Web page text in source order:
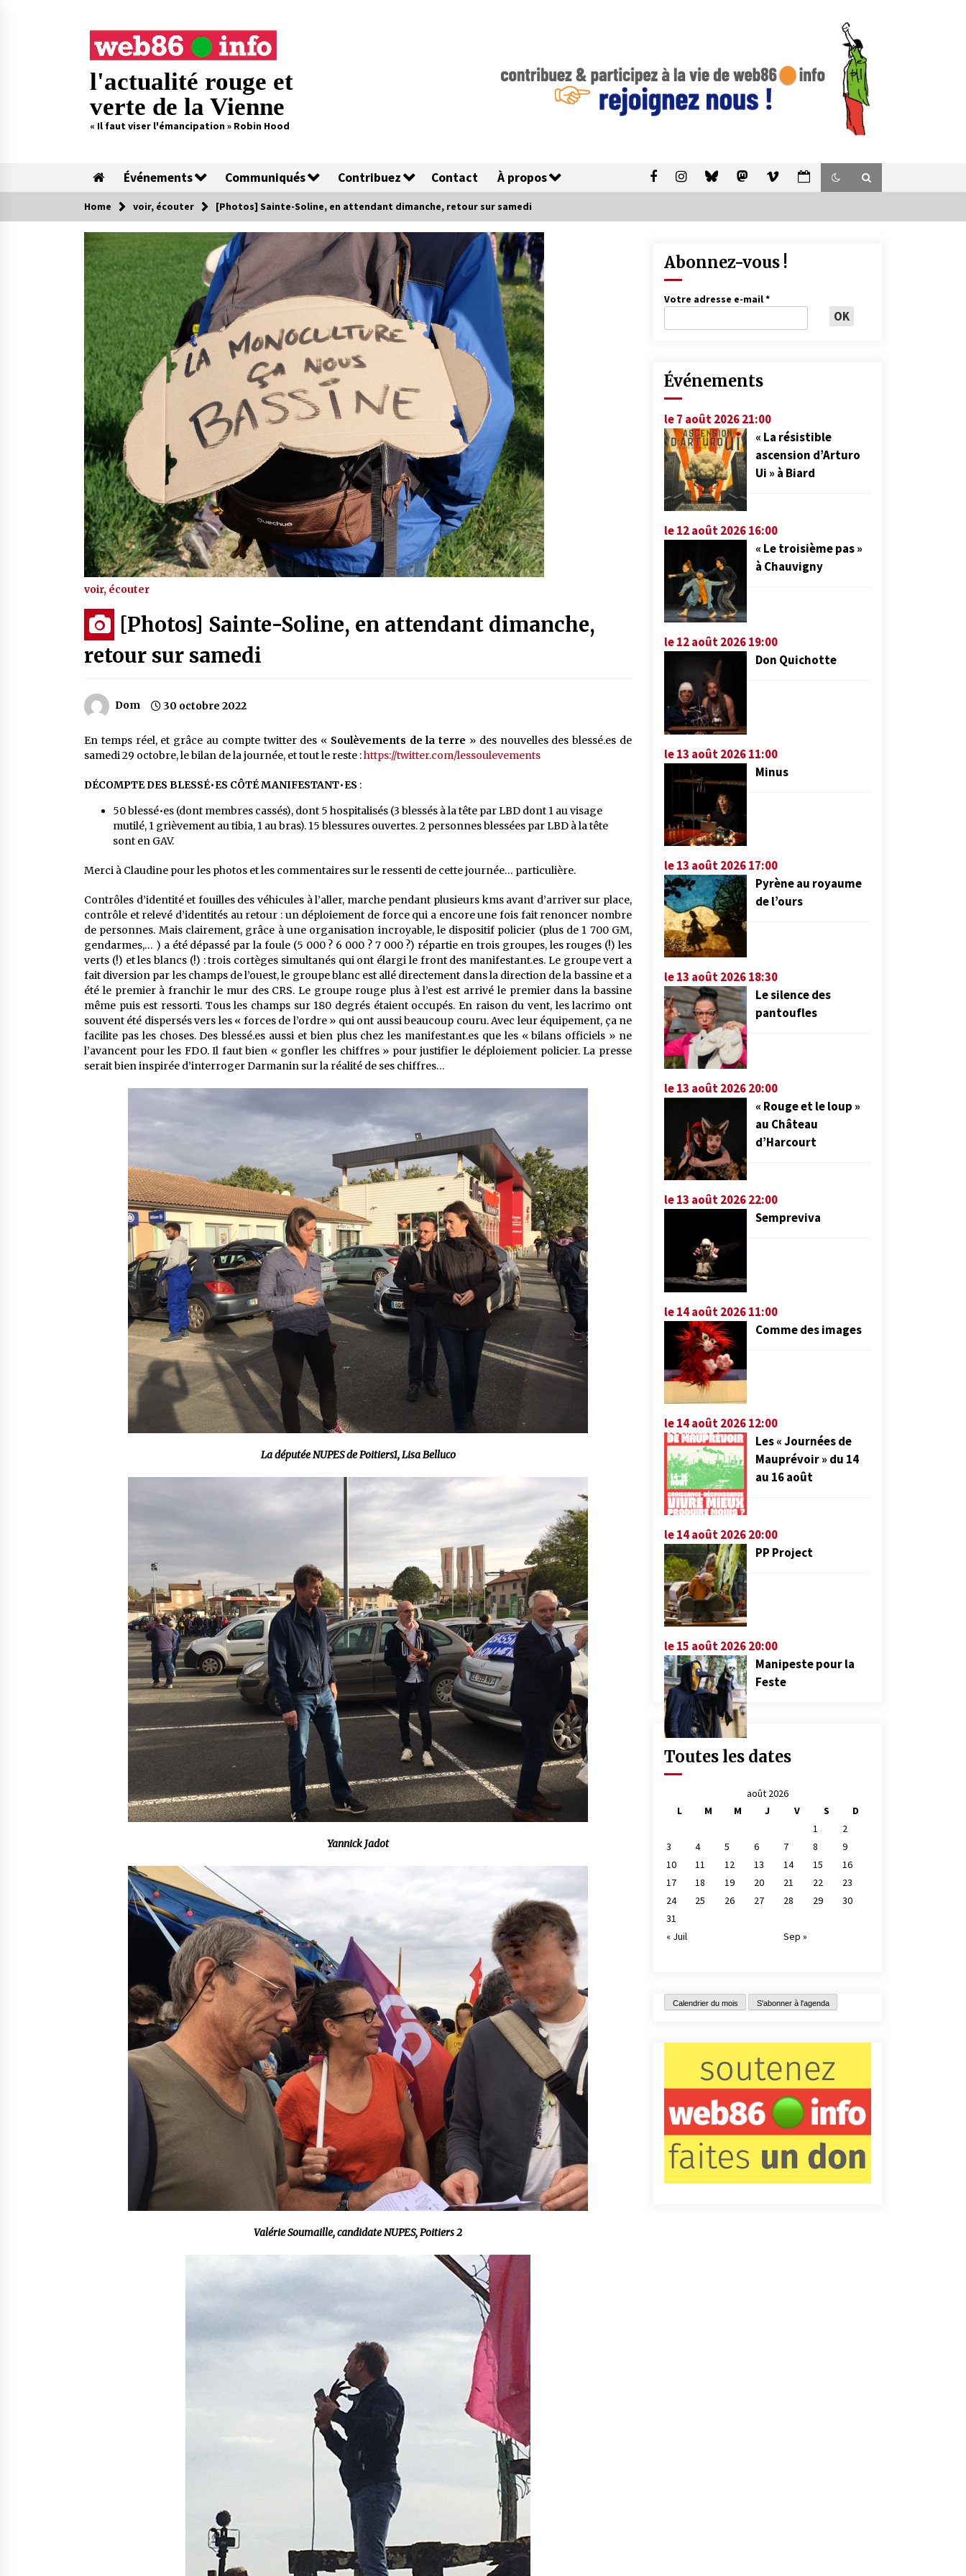
l'actualité rouge et
verte de la Vienne
« Il faut viser l'émancipation » Robin Hood
Événements Communiqués Contribuez Contact À propos
Home voir, écouter [Photos] Sainte-Soline, en attendant dimanche, retour sur samedi
voir, écouter
[Photos] Sainte-Soline, en attendant dimanche,
retour sur samedi
Dom 30 octobre 2022
En temps réel, et grâce au compte twitter des « Soulèvements de la terre » des nouvelles des blessé.es de
samedi 29 octobre, le bilan de la journée, et tout le reste :https://twitter.com/lessoulevements
DÉCOMPTE DES BLESSÉ•ES CÔTÉ MANIFESTANT•ES :
50 blessé•es (dont membres cassés), dont 5 hospitalisés (3 blessés à la tête par LBD dont 1 au visage
mutilé, 1 grièvement au tibia, 1 au bras). 15 blessures ouvertes. 2 personnes blessées par LBD à la tête
sont en GAV.
Merci à Claudine pour les photos et les commentaires sur le ressenti de cette journée… particulière.
Contrôles d’identité et fouilles des véhicules à l’aller, marche pendant plusieurs kms avant d’arriver sur place,
contrôle et relevé d’identités au retour : un déploiement de force qui a encore une fois fait renoncer nombre
de personnes. Mais clairement, grâce à une organisation incroyable, le dispositif policier (plus de 1 700 GM,
gendarmes,… ) a été dépassé par la foule (5 000 ? 6 000 ? 7 000 ?) répartie en trois groupes, les rouges (!) les
verts (!) et les blancs (!) : trois cortèges simultanés qui ont élargi le front des manifestant.es. Le groupe vert a
fait diversion par les champs de l’ouest, le groupe blanc est allé directement dans la direction de la bassine et a
été le premier à franchir le mur des CRS. Le groupe rouge plus à l’est est arrivé le premier dans la bassine
même puis est ressorti. Tous les champs sur 180 degrés étaient occupés. En raison du vent, les lacrimo ont
souvent été dispersés vers les « forces de l’ordre » qui ont aussi beaucoup couru. Avec leur équipement, ça ne
facilite pas les choses. Des blessé.es aussi et bien plus chez les manifestant.es que les « bilans officiels » ne
l’avancent pour les FDO. Il faut bien « gonfler les chiffres » pour justifier le déploiement policier. La presse
serait bien inspirée d’interroger Darmanin sur la réalité de ses chiffres…
La députée NUPES de Poitiers1, Lisa Belluco
Yannick Jadot
Valérie Soumaille, candidate NUPES, Poitiers 2
Abonnez-vous !
Votre adresse e-mail*
Événements
le 7 août 2026 21:00
« La résistible
ascension d’Arturo
Ui » à Biard
le 12 août 2026 16:00
« Le troisième pas »
à Chauvigny
le 12 août 2026 19:00
Don Quichotte
le 13 août 2026 11:00
Minus
le 13 août 2026 17:00
Pyrène au royaume
de l’ours
le 13 août 2026 18:30
Le silence des
pantoufles
le 13 août 2026 20:00
« Rouge et le loup »
au Château
d’Harcourt
le 13 août 2026 22:00
Sempreviva
le 14 août 2026 11:00
Comme des images
le 14 août 2026 12:00
Les « Journées de
Mauprévoir » du 14
au 16 août
le 14 août 2026 20:00
PP Project
le 15 août 2026 20:00
Manipeste pour la
Feste
Toutes les dates
août 2026
L
M M J V S
D
1
2
3
4 5 6 7 8
9
10
11 12 13 14 15
16
17
18 19 20 21 22
23
24
25 26 27 28 29
30
31
« Juil
Sep »
Calendrier du mois S'abonner à l'agenda